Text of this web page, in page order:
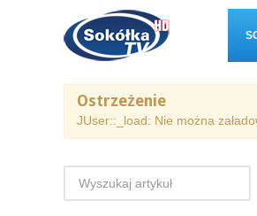
Ostrzeżenie
JUser::_load: Nie można